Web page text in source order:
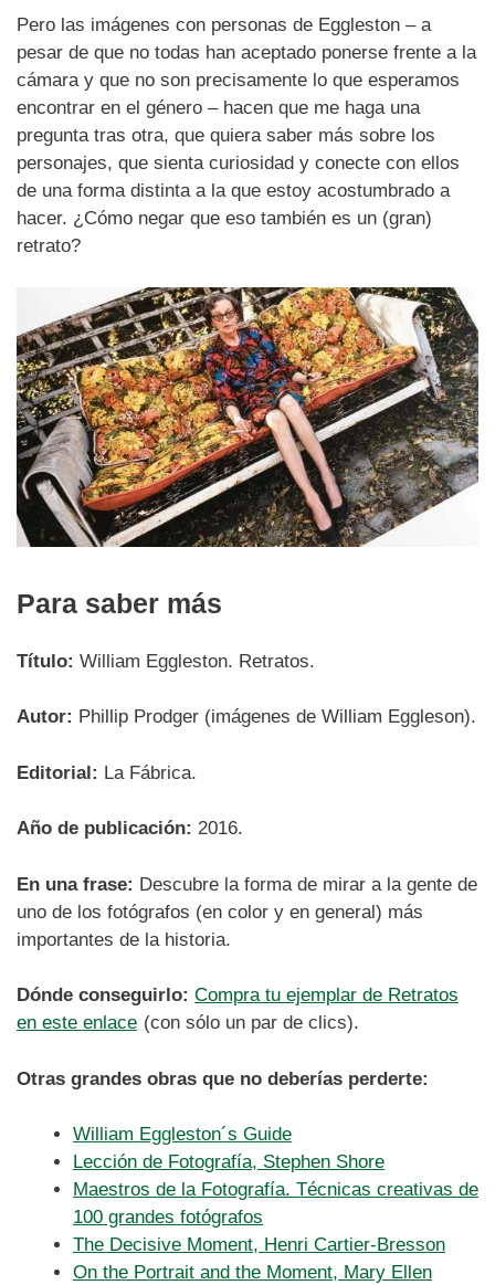
Pero las imágenes con personas de Eggleston – a
pesar de que no todas han aceptado ponerse frente a la
cámara y que no son precisamente lo que esperamos
encontrar en el género – hacen que me haga una
pregunta tras otra, que quiera saber más sobre los
personajes, que sienta curiosidad y conecte con ellos
de una forma distinta a la que estoy acostumbrado a
hacer. ¿Cómo negar que eso también es un (gran)
retrato?
Para saber más
Título: William Eggleston. Retratos.
Autor: Phillip Prodger (imágenes de William Eggleson).
Editorial: La Fábrica.
Año de publicación: 2016.
En una frase: Descubre la forma de mirar a la gente de
uno de los fotógrafos (en color y en general) más
importantes de la historia.
Dónde conseguirlo: Compra tu ejemplar de Retratos
en este enlace (con sólo un par de clics).
Otras grandes obras que no deberías perderte:
William Eggleston´s Guide
Lección de Fotografía, Stephen Shore
Maestros de la Fotografía. Técnicas creativas de
100 grandes fotógrafos
The Decisive Moment, Henri Cartier-Bresson
On the Portrait and the Moment, Mary Ellen